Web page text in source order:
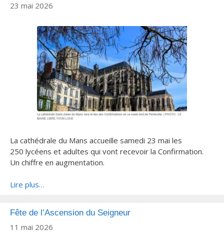
23 mai 2026
La cathédrale du Mans accueille samedi 23 mai les
250 lycéens et adultes qui vont recevoir la Confirmation.
Un chiffre en augmentation.
Lire plus…
Fête de l’Ascension du Seigneur
11 mai 2026